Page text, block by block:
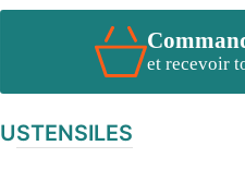
et recevoir
USTENSILES